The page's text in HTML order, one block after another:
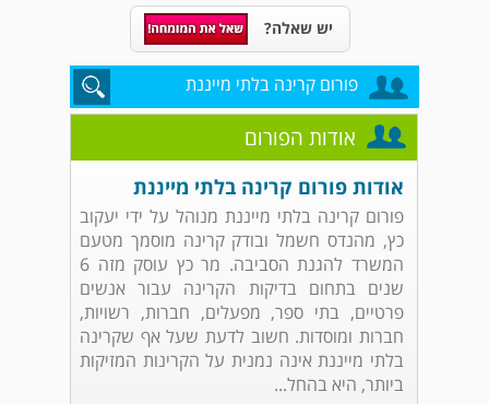
יש שאלה?
פורום קרינה בלתי מייננת
אודות הפורום
אודות פורום קרינה בלתי מייננת
פורום קרינה בלתי מייננת מנוהל על ידי יעקוב
כץ, מהנדס חשמל ובודק קרינה מוסמך מטעם
המשרד להגנת הסביבה. מר כץ עוסק מזה 6
שנים בתחום בדיקות הקרינה עבור אנשים
פרטיים, בתי ספר, מפעלים, חברות, רשויות,
חברות ומוסדות. חשוב לדעת שעל אף שקרינה
בלתי מייננת אינה נמנית על הקרינות המזיקות
ביותר, היא בהחל...